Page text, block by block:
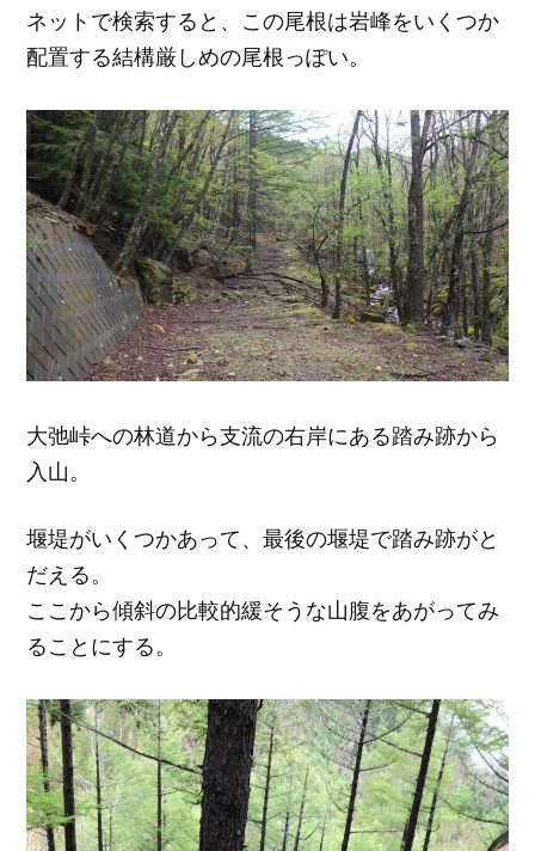
ネットで検索すると、この尾根は岩峰をいくつか
配置する結構厳しめの尾根っぽい。
大弛峠への林道から支流の右岸にある踏み跡から
入山。
堰堤がいくつかあって、最後の堰堤で踏み跡がと
だえる。
ここから傾斜の比較的緩そうな山腹をあがってみ
ることにする。